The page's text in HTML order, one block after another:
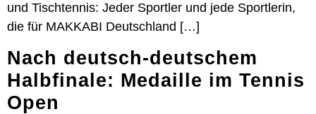
und Tischtennis: Jeder Sportler und jede Sportlerin,
die für MAKKABI Deutschland […]
Nach deutsch-deutschem
Halbfinale: Medaille im Tennis
Open